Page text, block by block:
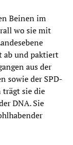
Beinen im
wo sie mit
ab und paktiert
aus der
sowie der SPD-
trägt sie die
DNA. Sie